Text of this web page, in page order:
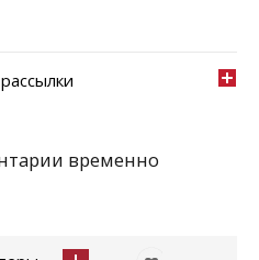
временно